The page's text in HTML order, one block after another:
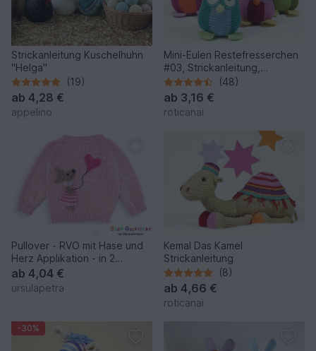
Strickanleitung Kuschelhuhn
"Helga"
(19)
ab 4,28 €
appelino
Mini-Eulen Restefresserchen
#03, Strickanleitung,
Wollreste
(48)
ab 3,16 €
roticanai
Pullover - RVO mit Hase und
Herz Applikation - in 2
Größen
ab 4,04 €
ursulapetra
Kemal Das Kamel
Strickanleitung
(8)
ab 4,66 €
roticanai
-30%